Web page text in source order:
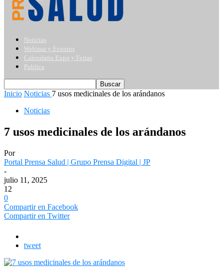
Noticias
Webinar y Eventos
Calendario Expo y Ferias
Publica
Inicio Noticias 7 usos medicinales de los arándanos
Noticias
7 usos medicinales de los arándanos
Por
Portal Prensa Salud | Grupo Prensa Digital | JP
-
julio 11, 2025
12
0
Compartir en Facebook
Compartir en Twitter
tweet